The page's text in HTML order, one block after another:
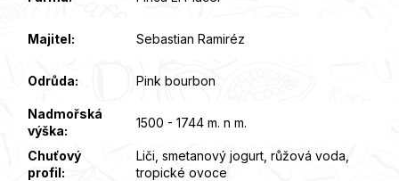
Majitel: Sebastian Ramiréz
Odrůda: Pink bourbon
Nadmořská
výška:
1500 - 1744 m. n m.
Chuťový
profil:
Liči, smetanový jogurt, růžová voda,
tropické ovoce